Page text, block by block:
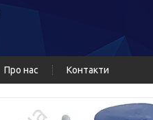
Про нас Контакти